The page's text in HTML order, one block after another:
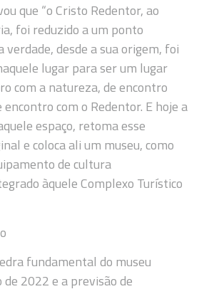
que “o Cristo Redentor, ao
foi reduzido a um ponto
verdade, desde a sua origem, foi
lugar para ser um lugar
com a natureza, de encontro
com o Redentor. E hoje a
espaço, retoma esse
e coloca ali um museu, como
de cultura
àquele Complexo Turístico
fundamental do museu
2022 e a previsão de